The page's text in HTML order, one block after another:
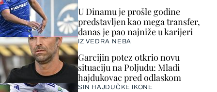
U Dinamu je prošle godine
predstavljen kao mega transfer,
danas je pao najniže u karijeri
IZ VEDRA NEBA
Garcijin potez otkrio novu
situaciju na Poljudu: Mladi
hajdukovac pred odlaskom
SIN HAJDUČKE IKONE